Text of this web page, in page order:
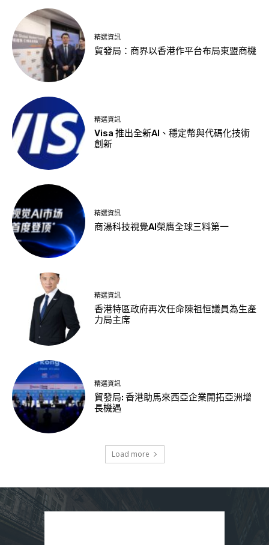
精選資訊
貿發局：商界以香港作平台布局東盟商機
精選資訊
Visa 推出全新AI、穩定幣與代碼化技術
創新
精選資訊
商湯科技視覺AI榮膺全球三料第一
精選資訊
香港特區政府再次任命陳祖恒議員為生產
力局主席
精選資訊
貿發局: 香港助馬來西亞企業開拓亞洲增
長機遇
Load more